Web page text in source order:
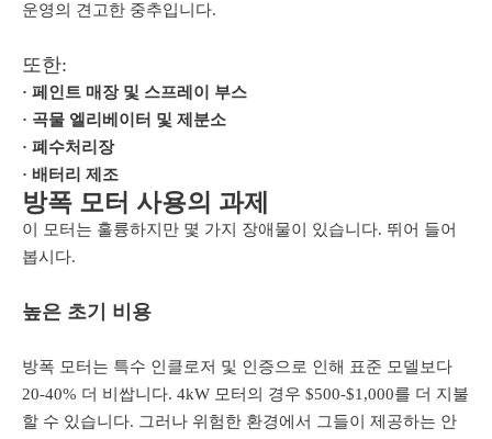
운영의 견고한 중추입니다.
또한:
· 페인트 매장 및 스프레이 부스
· 곡물 엘리베이터 및 제분소
· 폐수처리장
· 배터리 제조
방폭 모터 사용의 과제
이 모터는 훌륭하지만 몇 가지 장애물이 있습니다. 뛰어 들어
봅시다.
높은 초기 비용
방폭 모터는 특수 인클로저 및 인증으로 인해 표준 모델보다
20-40% 더 비쌉니다. 4kW 모터의 경우 $500-$1,000를 더 지불
할 수 있습니다. 그러나 위험한 환경에서 그들이 제공하는 안